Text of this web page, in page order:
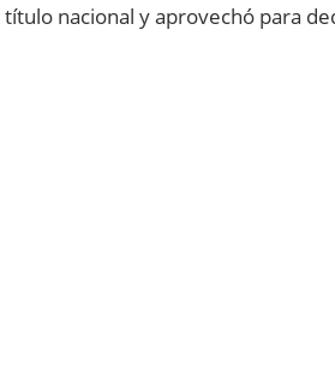
nacional y aprovechó para